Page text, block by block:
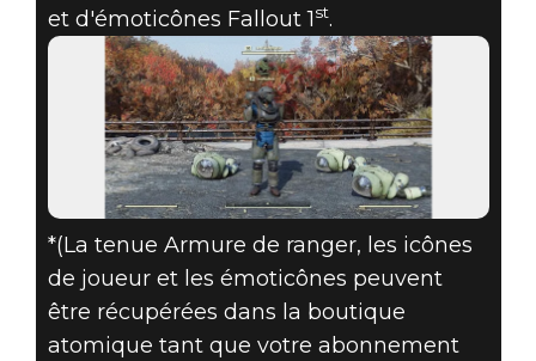
et d'émoticônes Fallout 1st.
*(La tenue Armure de ranger, les icônes
de joueur et les émoticônes peuvent
être récupérées dans la boutique
atomique tant que votre abonnement